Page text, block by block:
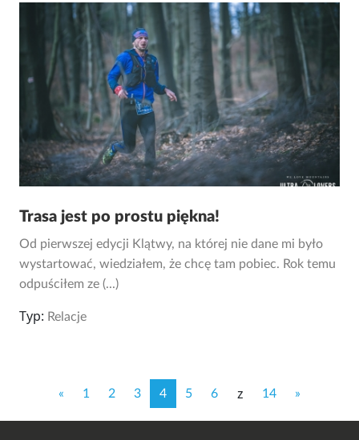
Trasa jest po prostu piękna!
Od pierwszej edycji Klątwy, na której nie dane mi było
wystartować, wiedziałem, że chcę tam pobiec. Rok temu
odpuściłem ze (...)
Typ: Relacje
« 1 2 3 4 5 6 z 14 »